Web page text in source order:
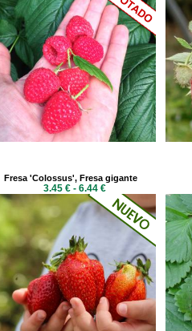
Fresa 'Colossus', Fresa gigante
3.45 € - 6.44 €